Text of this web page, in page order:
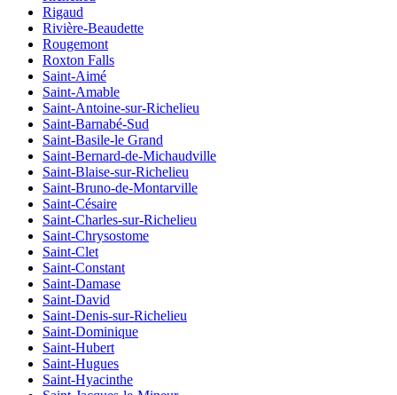
Rigaud
Rivière-Beaudette
Rougemont
Roxton Falls
Saint-Aimé
Saint-Amable
Saint-Antoine-sur-Richelieu
Saint-Barnabé-Sud
Saint-Basile-le Grand
Saint-Bernard-de-Michaudville
Saint-Blaise-sur-Richelieu
Saint-Bruno-de-Montarville
Saint-Césaire
Saint-Charles-sur-Richelieu
Saint-Chrysostome
Saint-Clet
Saint-Constant
Saint-Damase
Saint-David
Saint-Denis-sur-Richelieu
Saint-Dominique
Saint-Hubert
Saint-Hugues
Saint-Hyacinthe